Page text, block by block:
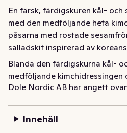
En färsk, färdigskuren kål- och
med den medföljande heta
påsarna med rostade
salladskit inspirerad av
Blanda den färdigskurna kål-
medföljande kimchidressingen
rostade sesamfrön och rostad
salladen precis som den är
Dole Nordic AB har angett
Innehåll